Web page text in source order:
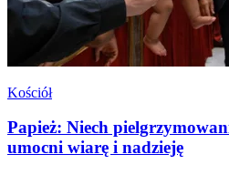
Kościół
Papież: Niech
umocni wiarę i nadzieję